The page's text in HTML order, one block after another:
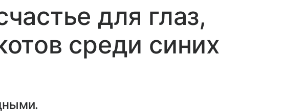
для глаз,
среди синих